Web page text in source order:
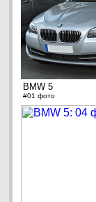
BMW 5
#01 фото